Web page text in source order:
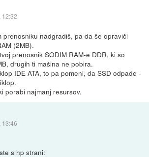
12:32
prenosniku nadgradiš, pa da še opraviči
(2MB).
prenosnik SODIM RAM-e DDR, ki so
drugih ti mašina ne pobira.
IDE ATA, to pa pomeni, da SSD odpade -
porabi najmanj resursov.
13:46
s hp strani: